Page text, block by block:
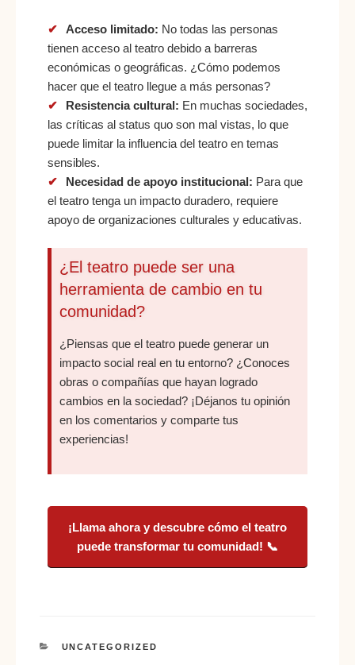
Acceso limitado: No todas las personas
tienen acceso al teatro debido a barreras
económicas o geográficas. ¿Cómo podemos
hacer que el teatro llegue a más personas?
Resistencia cultural: En muchas sociedades,
las críticas al status quo son mal vistas, lo que
puede limitar la influencia del teatro en temas
sensibles.
Necesidad de apoyo institucional: Para que
el teatro tenga un impacto duradero, requiere
apoyo de organizaciones culturales y educativas.
¿El teatro puede ser una
herramienta de cambio en tu
comunidad?
¿Piensas que el teatro puede generar un
impacto social real en tu entorno? ¿Conoces
obras o compañías que hayan logrado
cambios en la sociedad? ¡Déjanos tu opinión
en los comentarios y comparte tus
experiencias!
¡Llama ahora y descubre cómo el teatro
puede transformar tu comunidad! 📞
UNCATEGORIZED